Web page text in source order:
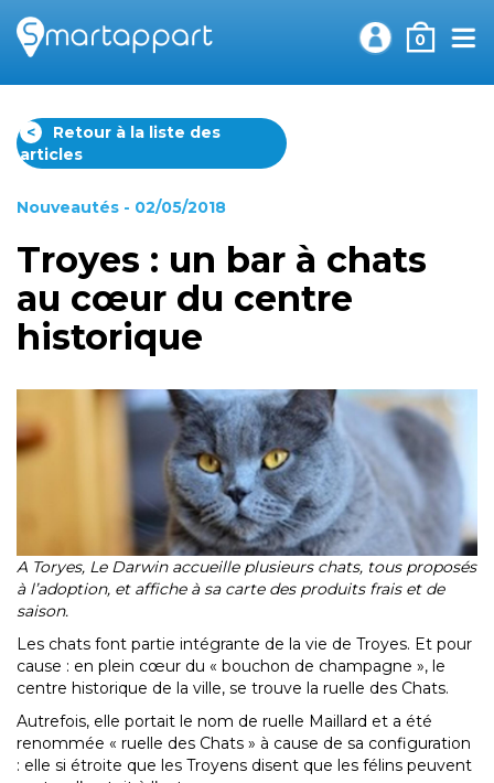
0
<
Retour à la liste des
articles
Nouveautés - 02/05/2018
Troyes : un bar à chats
au cœur du centre
historique
A Toryes, Le Darwin accueille plusieurs chats, tous proposés
à l’adoption, et affiche à sa carte des produits frais et de
saison.
Les chats font partie intégrante de la vie de Troyes. Et pour
cause : en plein cœur du « bouchon de champagne », le
centre historique de la ville, se trouve la ruelle des Chats.
Autrefois, elle portait le nom de ruelle Maillard et a été
renommée « ruelle des Chats » à cause de sa configuration
: elle si étroite que les Troyens disent que les félins peuvent